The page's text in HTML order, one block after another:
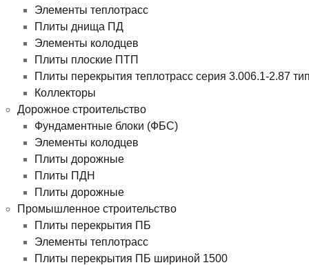
Элементы теплотрасс
Плиты днища ПД
Элементы колодцев
Плиты плоские ПТП
Плиты перекрытия теплотрасс серия 3.006.1-2.87
Коллекторы
Дорожное строительство
Фундаментные блоки (ФБС)
Элементы колодцев
Плиты дорожные
Плиты ПДН
Плиты дорожные
Промышленное строительство
Плиты перекрытия ПБ
Элементы теплотрасс
Плиты перекрытия ПБ шириной 1500